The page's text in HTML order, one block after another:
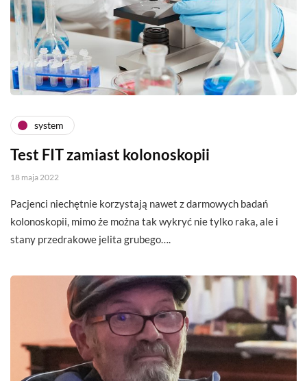
system
Test FIT zamiast kolonoskopii
18 maja 2022
Pacjenci niechętnie korzystają nawet z darmowych badań
kolonoskopii, mimo że można tak wykryć nie tylko raka, ale i
stany przedrakowe jelita grubego….